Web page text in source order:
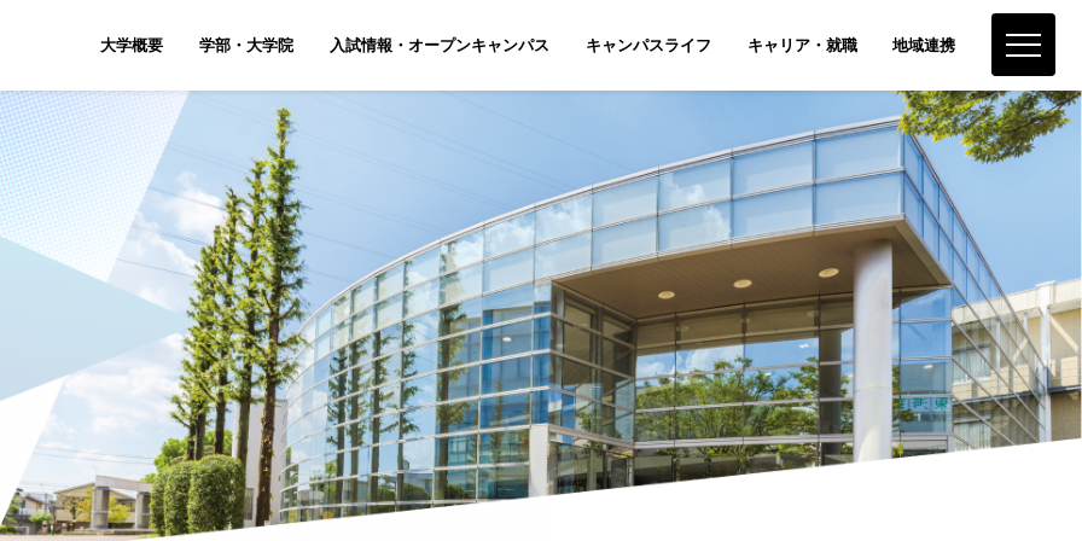
大学概要 学部・大学院 入試情報・オープンキャンパス キャンパスライフ キャリア・就職 地域連携